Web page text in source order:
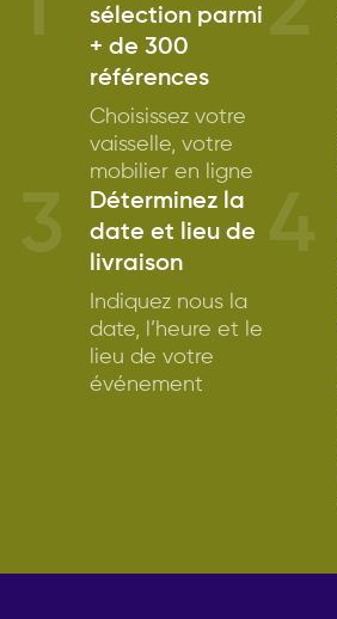
sélection parmi
+ de 300
références
Choisissez votre
vaisselle, votre
mobilier en ligne
Déterminez la
date et lieu de
livraison
Indiquez nous la
date, l’heure et le
lieu de votre
événement